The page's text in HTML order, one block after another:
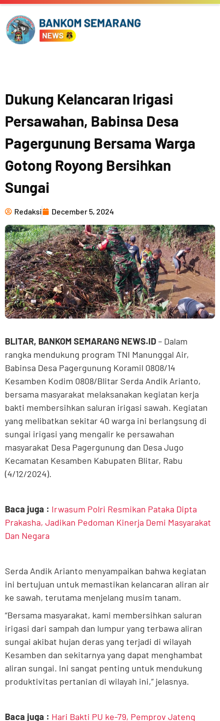
Skip
content
Dukung Kelancaran Irigasi
Persawahan, Babinsa Desa
Pagergunung Bersama Warga
Gotong Royong Bersihkan
Sungai
Redaksi December 5, 2024
BLITAR, BANKOM SEMARANG NEWS.ID– Dalam
rangka mendukung program TNI Manunggal Air,
Babinsa Desa Pagergunung Koramil 0808/14
Kesamben Kodim 0808/Blitar Serda Andik Arianto,
bersama masyarakat melaksanakan kegiatan kerja
bakti membersihkan saluran irigasi sawah. Kegiatan
yang melibatkan sekitar 40 warga ini berlangsung di
sungai irigasi yang mengalir ke persawahan
masyarakat Desa Pagergunung dan Desa Jugo
Kecamatan Kesamben Kabupaten Blitar, Rabu
(4/12/2024).
Baca juga : Irwasum Polri Resmikan Pataka Dipta
Prakasha, Jadikan Pedoman Kinerja Demi Masyarakat
Dan Negara
Serda Andik Arianto menyampaikan bahwa kegiatan
ini bertujuan untuk memastikan kelancaran aliran air
ke sawah, terutama menjelang musim tanam.
“Bersama masyarakat, kami membersihkan saluran
irigasi dari sampah dan lumpur yang terbawa aliran
sungai akibat hujan deras yang terjadi di wilayah
Kesamben dan sekitarnya yang dapat menghambat
aliran sungai. Ini sangat penting untuk mendukung
produktivitas pertanian di wilayah ini,” jelasnya.
Baca juga : Hari Bakti PU ke-79, Pemprov Jateng